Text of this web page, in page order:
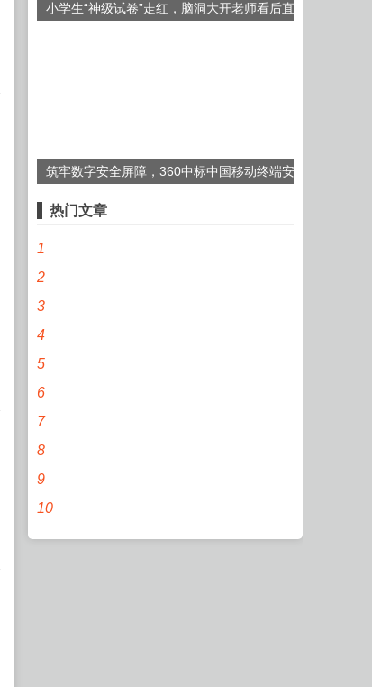
小学生“神级试卷”走红，脑洞大开老师看后直
筑牢数字安全屏障，360中标中国移动终端安
热门文章
1
2
3
4
5
6
7
8
9
10